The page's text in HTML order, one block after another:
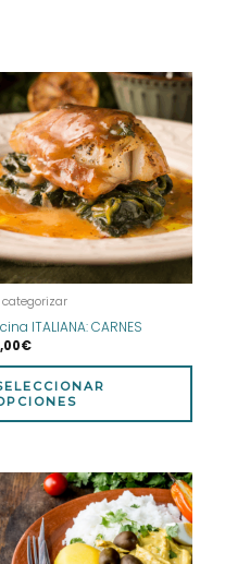
categorizar
ITALIANA: CARNES
€
Este
Las
Este